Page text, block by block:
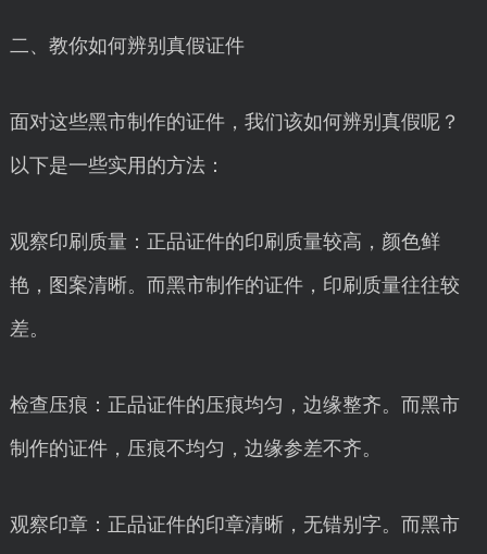
二、教你如何辨别真假证件
面对这些黑市制作的证件，我们该如何辨别真假呢？
以下是一些实用的方法：
观察印刷质量：正品证件的印刷质量较高，颜色鲜
艳，图案清晰。而黑市制作的证件，印刷质量往往较
差。
检查压痕：正品证件的压痕均匀，边缘整齐。而黑市
制作的证件，压痕不均匀，边缘参差不齐。
观察印章：正品证件的印章清晰，无错别字。而黑市